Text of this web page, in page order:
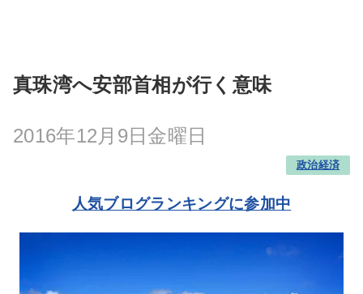
真珠湾へ安部首相が行く意味
2016年12月9日金曜日
政治経済
人気ブログランキングに参加中